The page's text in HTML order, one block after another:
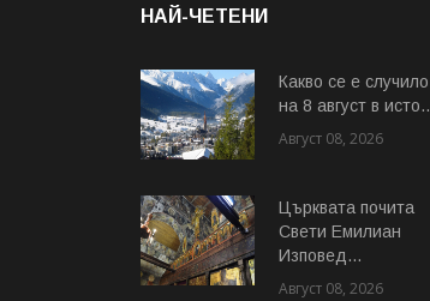
НАЙ-ЧЕТЕНИ
Какво се е случило
на 8 август в
Август 08, 2026
Църквата почита
Свeти Емилиан
Изповед...
Август 08, 2026